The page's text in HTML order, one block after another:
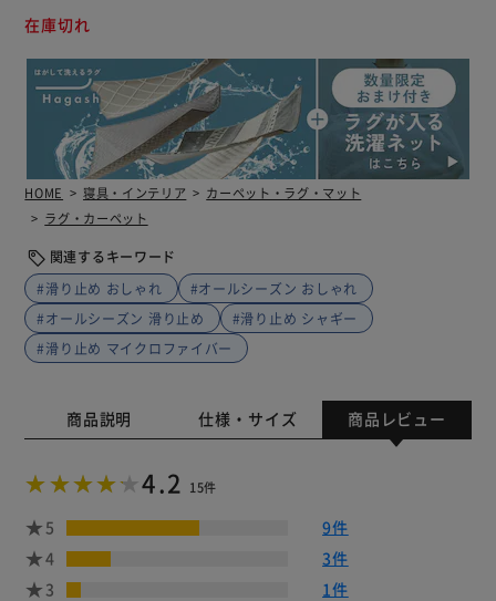
在庫切れ
HOME 寝具・インテリア
カーペット・ラグ・マット
ラグ・カーペット
関連するキーワード
#滑り止め おしゃれ
#オールシーズン おしゃれ
#オールシーズン 滑り止め
#滑り止め シャギー
#滑り止め マイクロファイバー
商品説明 仕様・サイズ 商品レビュー
4.2 15件
5
9件
4
3件
3
1件